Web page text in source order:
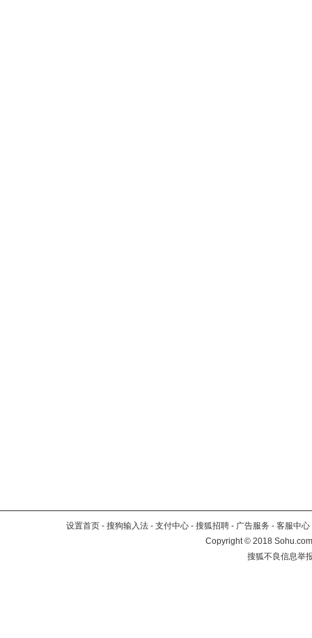
设置首页 - 搜狗输入法 - 支付中心 - 搜狐招聘 - 广告服务 - 客服中心
Copyright©2018
搜狐不良信息举